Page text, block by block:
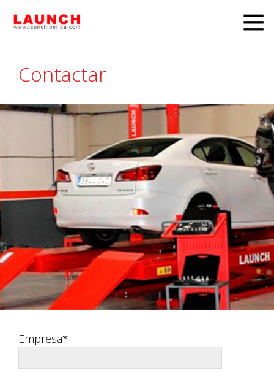
Contactar
Empresa*